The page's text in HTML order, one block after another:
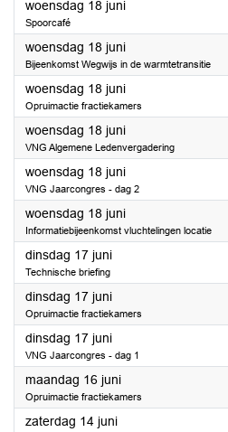
woensdag 18 juni2025
Spoorcafé
woensdag 18 juni2025
Bijeenkomst Wegwijs in de warmtetransitie
woensdag 18 juni2025
Opruimactie fractiekamers
woensdag 18 juni2025
VNG Algemene Ledenvergadering
woensdag 18 juni2025
VNG Jaarcongres - dag 2
woensdag 18 juni2025
Informatiebijeenkomst vluchtelingen locatie
dinsdag 17 juni2025
Technische briefing
dinsdag 17 juni2025
Opruimactie fractiekamers
dinsdag 17 juni2025
VNG Jaarcongres - dag 1
maandag 16 juni2025
Opruimactie fractiekamers
zaterdag 14 juni2025